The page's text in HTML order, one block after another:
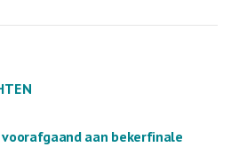
aan bekerfinale